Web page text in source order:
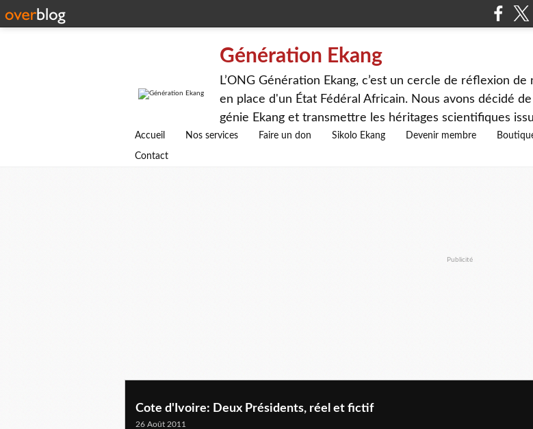
Génération Ekang
L’ONG Génération Ekang, c’est un cercle de réflexion
en place d'un État Fédéral Africain. Nous avons décidé
génie Ekang et transmettre les héritages scientifiques
avenirs.
Accueil Nos services Faire un don Sikolo Ekang Devenir membre
Contact
Publicité
Cote d'Ivoire: Deux Présidents, réel et fictif
26 Août 2011